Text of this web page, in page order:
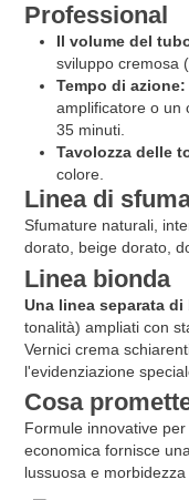
Professional
Il volume del
sviluppo cremosa
Tempo di azione:
amplificatore o un
35 minuti.
Tavolozza delle
colore.
Linea di
Sfumature naturali,
dorato, beige dorato,
Linea bionda
Una linea separata
tonalità) ampliati con
Vernici crema
l'evidenziazione
Cosa
Formule innovative
economica fornisce
lussuosa e